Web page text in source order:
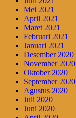
Mei 2021
April 2021
Maret 2021
Februari 2021
Januari 2021
Desember 2020
November 2020
Oktober 2020
September 2020
Agustus 2020
Juli 2020
Juni 2020